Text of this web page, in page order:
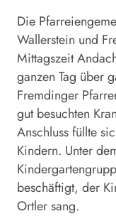
Die
Wallerstein und
Mittagszeit
ganzen Tag über
Fremdinger
gut besuchten
Anschluss füllte
Kindern. Unter
beschäftigt, der
Ortler sang.